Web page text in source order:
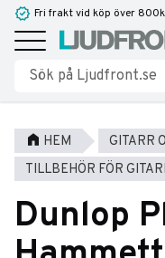
Meny
Fri frakt vid köp över
HEM
GITARR
TILLBEHÖR FÖR
Dunlop